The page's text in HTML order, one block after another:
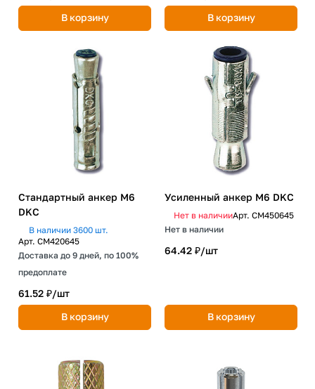
В корзину
В корзину
Стандартный анкер М6
DKC
В наличии 3600 шт.
Арт. CM420645
Доставка до 9 дней, по 100%
предоплате
61.52 ₽/шт
В корзину
Усиленный анкер М6 DKC
Нет в наличииАрт. CM450645
Нет в наличии
64.42 ₽/шт
В корзину